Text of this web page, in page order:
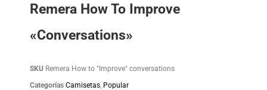
Remera How To Improve
«Conversations»
SKU Remera How to "Improve" conversations
Categorías Camisetas Popular